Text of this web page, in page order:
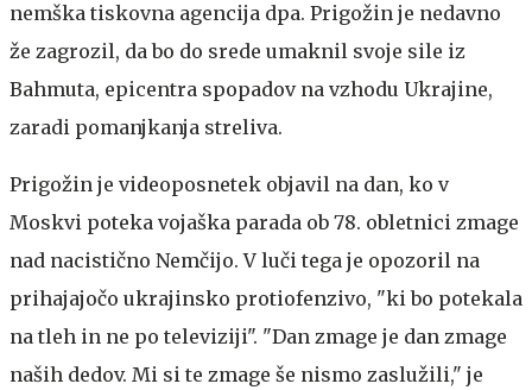
nemška tiskovna agencija dpa. Prigožin je nedavno
že zagrozil, da bo do srede umaknil svoje sile iz
Bahmuta, epicentra spopadov na vzhodu Ukrajine,
zaradi pomanjkanja streliva.
Prigožin je videoposnetek objavil na dan, ko v
Moskvi poteka vojaška parada ob 78. obletnici zmage
nad nacistično Nemčijo. V luči tega je opozoril na
prihajajočo ukrajinsko protiofenzivo, "ki bo potekala
na tleh in ne po televiziji". "Dan zmage je dan zmage
naših dedov. Mi si te zmage še nismo zaslužili," je